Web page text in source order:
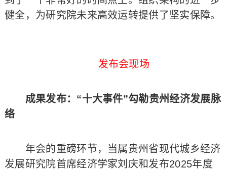
健全，为研究院未来高效运转提供了坚实保障。
发布会现场
成果发布：“十大事件”勾勒贵州经济发展脉
络
年会的重磅环节，当属贵州省现代城乡经济
发展研究院首席经济学家刘庆和发布2025年度